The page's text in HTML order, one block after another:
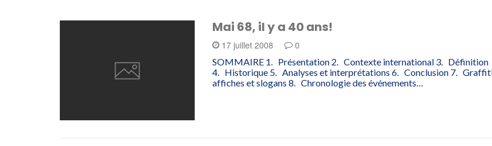
Mai 68, il y a 40 ans!
17 juillet 2008 0
SOMMAIRE 1. Présentation 2. Contexte international 3. Définition
4. Historique 5. Analyses et interprétations 6. Conclusion 7.
affiches et slogans 8. Chronologie des événements…